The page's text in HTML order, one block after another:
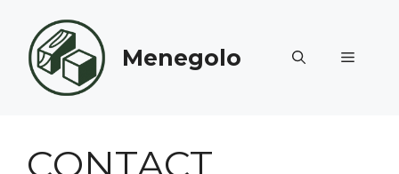
contenu
Menegolo MENU
CONTACT